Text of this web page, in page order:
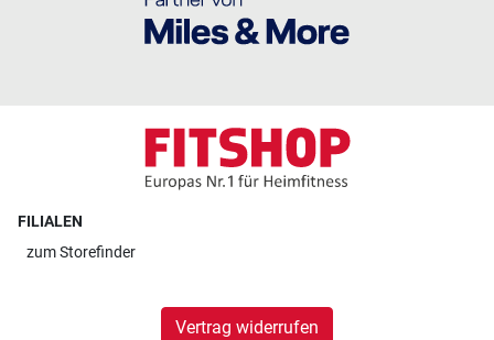
FILIALEN
zumStorefinder
Vertrag widerrufen